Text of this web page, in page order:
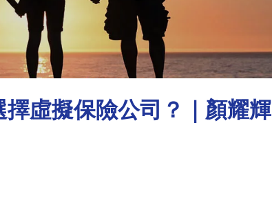
擇虛擬保險公司？｜顏耀輝